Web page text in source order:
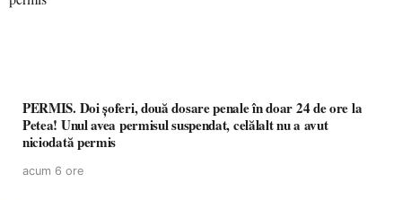
PERMIS. Doi șoferi, două dosare penale în doar 24 de ore la
Petea! Unul avea permisul suspendat, celălalt nu a avut
niciodată permis
acum 6 ore